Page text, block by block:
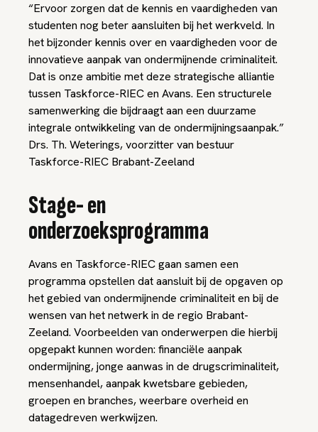
“Ervoor zorgen dat de kennis en vaardigheden van
studenten nog beter aansluiten bij het werkveld. In
het bijzonder kennis over en vaardigheden voor de
innovatieve aanpak van ondermijnende criminaliteit.
Dat is onze ambitie met deze strategische alliantie
tussen Taskforce-RIEC en Avans. Een structurele
samenwerking die bijdraagt aan een duurzame
integrale ontwikkeling van de ondermijningsaanpak.”
Drs. Th. Weterings, voorzitter van bestuur
Taskforce-RIEC Brabant-Zeeland
Stage- en
onderzoeksprogramma
Avans en Taskforce-RIEC gaan samen een
programma opstellen dat aansluit bij de opgaven op
het gebied van ondermijnende criminaliteit en bij de
wensen van het netwerk in de regio Brabant-
Zeeland. Voorbeelden van onderwerpen die hierbij
opgepakt kunnen worden: financiële aanpak
ondermijning, jonge aanwas in de drugscriminaliteit,
mensenhandel, aanpak kwetsbare gebieden,
groepen en branches, weerbare overheid en
datagedreven werkwijzen.